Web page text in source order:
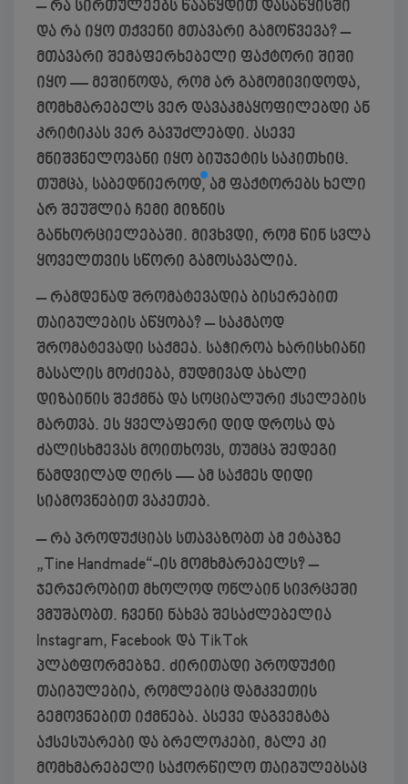
– რა სირთულეებს წააწყდით დასაწყისში
და რა იყო თქვენი მთავარი გამოწვევა? –
მთავარი შემაფერხებელი ფაქტორი შიში
იყო — მეშინოდა, რომ არ გამომივიდოდა,
მომხმარებელს ვერ დავაკმაყოფილებდი ან
კრიტიკას ვერ გავუძლებდი. ასევე
მნიშვნელოვანი იყო ბიუჯეტის საკითხიც.
თუმცა, საბედნიეროდ, ამ ფაქტორებს ხელი
არ შეუშლია ჩემი მიზნის
განხორციელებაში. მივხვდი, რომ წინ სვლა
ყოველთვის სწორი გამოსავალია.
– რამდენად შრომატევადია ბისერებით
თაიგულების აწყობა? – საკმაოდ
შრომატევადი საქმეა. საჭიროა ხარისხიანი
მასალის მოძიება, მუდმივად ახალი
დიზაინის შექმნა და სოციალური ქსელების
მართვა. ეს ყველაფერი დიდ დროსა და
ძალისხმევას მოითხოვს, თუმცა შედეგი
ნამდვილად ღირს — ამ საქმეს დიდი
სიამოვნებით ვაკეთებ.
– რა პროდუქციას სთავაზობთ ამ ეტაპზე
„Tine Handmade“-ის მომხმარებელს? –
ჯერჯერობით მხოლოდ ონლაინ სივრცეში
ვმუშაობთ. ჩვენი ნახვა შესაძლებელია
Instagram, Facebook და TikTok
პლატფორმებზე. ძირითადი პროდუქტი
თაიგულებია, რომლებიც დამკვეთის
გემოვნებით იქმნება. ასევე დაგვემატა
აქსესუარები და ბრელოკები, მალე კი
მომხმარებელი საქორწილო თაიგულებსაც